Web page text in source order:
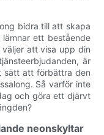
bidra till att skapa
ett bestående
att visa upp din
är
sätt att förbättra den
Så varför inte
och göra ett djärvt
neonskyltar